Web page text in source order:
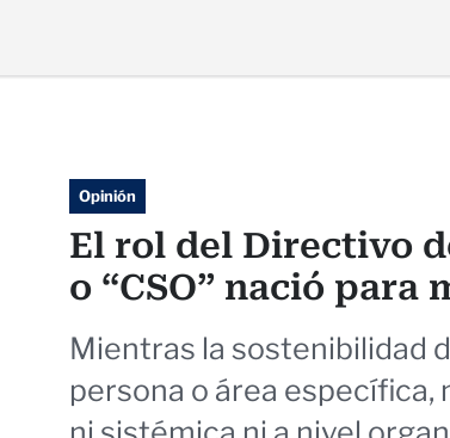
Opinión
El rol del Directivo
o “CSO” nació para
Mientras la sostenibilidad
persona o área